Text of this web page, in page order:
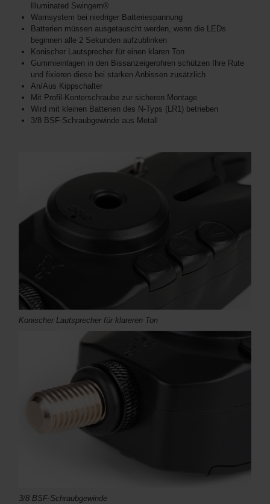
Illuminated Swingern®
Warnsystem bei niedriger Batteriespannung
Batterien müssen ausgetauscht werden, wenn die LEDs
beginnen alle 2 Sekunden aufzublinken
Konischer Lautsprecher für einen klaren Ton
Gummieinlagen in den Bissanzeigerohren schützen Ihre Rute
und fixieren diese bei starken Anbissen zusätzlich
An/Aus Kippschalter
Mit Profil-Konterschraube zur sicheren Montage
Wird mit kleinen Batterien des N-Typs (LR1) betrieben
3/8 BSF-Schraubgewinde aus Metall
Konischer Lautsprecher für klareren Ton
3/8 BSF-Schraubgewinde